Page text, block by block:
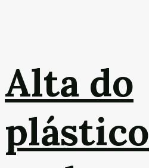
Alta do
plástico